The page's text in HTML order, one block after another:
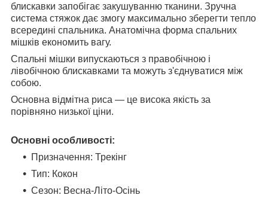
блискавки запобігає закушуванню тканини. Зручна
система стяжок дає змогу максимально зберегти тепло
всередині спальника. Анатомічна форма спальних
мішків економить вагу.
Спальні мішки випускаються з правобічною і
лівобічною блискавками та можуть з'єднуватися між
собою.
Основна відмітна риса — це висока якість за
порівняно низької ціни.
Основні особливості:
Призначення: Трекінг
Тип: Кокон
Сезон: Весна-Літо-Осінь